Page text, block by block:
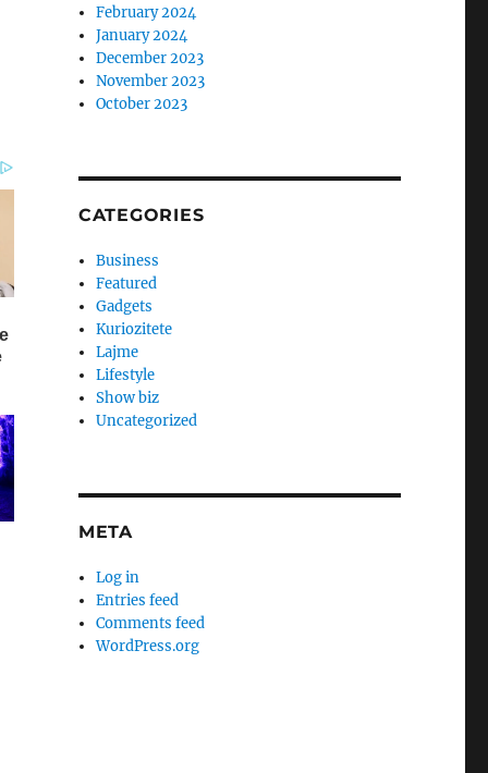
February 2024
January 2024
December 2023
November 2023
October 2023
CATEGORIES
Business
Featured
Gadgets
Kuriozitete
Lajme
Lifestyle
Show biz
Uncategorized
META
Log in
Entries feed
Comments feed
WordPress.org